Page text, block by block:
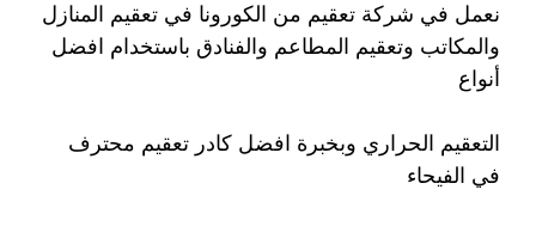
نعمل في شركة تعقيم من الكورونا في تعقيم المنازل
والمكاتب وتعقيم المطاعم والفنادق باستخدام افضل
أنواع
التعقيم الحراري وبخبرة افضل كادر تعقيم محترف
في الفيحاء